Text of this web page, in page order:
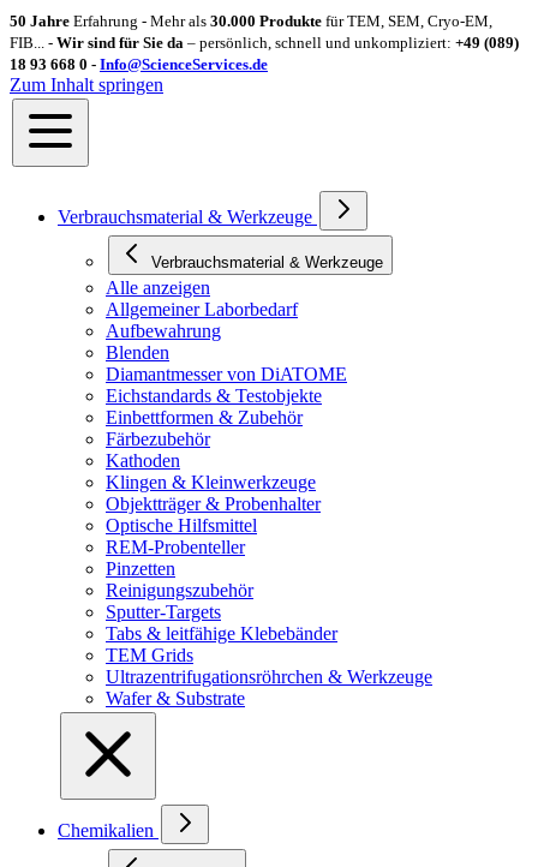
50 Jahre Erfahrung - Mehr als 30.000 Produkte für TEM, SEM, Cryo-EM,
FIB... - Wir sind für Sie da – persönlich, schnell und unkompliziert: +49 (089)
18 93 668 0 - Info@ScienceServices.de
Zum Inhalt springen
Verbrauchsmaterial & Werkzeuge
Verbrauchsmaterial & Werkzeuge
Alle anzeigen
Allgemeiner Laborbedarf
Aufbewahrung
Blenden
Diamantmesser von DiATOME
Eichstandards & Testobjekte
Einbettformen & Zubehör
Färbezubehör
Kathoden
Klingen & Kleinwerkzeuge
Objektträger & Probenhalter
Optische Hilfsmittel
REM-Probenteller
Pinzetten
Reinigungszubehör
Sputter-Targets
Tabs & leitfähige Klebebänder
TEM Grids
Ultrazentrifugationsröhrchen & Werkzeuge
Wafer & Substrate
Chemikalien